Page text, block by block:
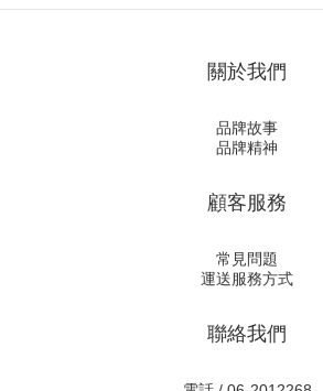
關於我們
品牌故事
品牌精神
顧客服務
常見問題
運送服務方式
聯絡我們